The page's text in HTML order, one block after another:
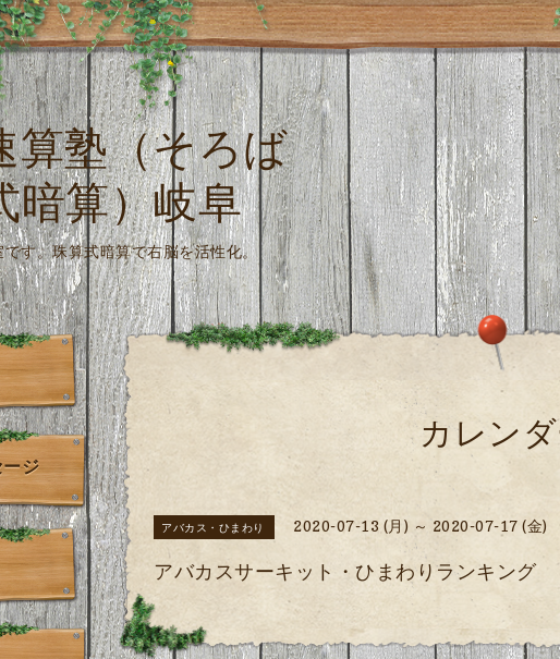
算塾（そろば
暗算）岐阜
室です。珠算式暗算で右脳を活性化。
カレン
アバカス・ひまわり 2020-07-13 (月) ～ 2020-07-17 (金)
アバカスサーキット・ひまわりランキング
ジ